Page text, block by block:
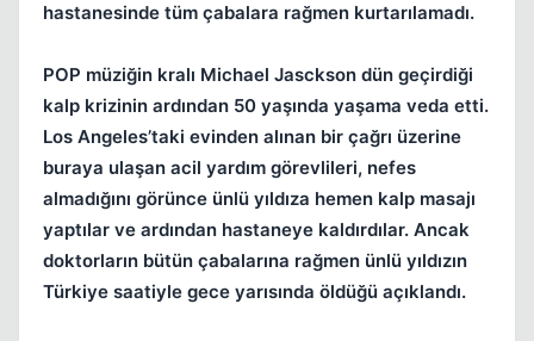
hastanesinde tüm çabalara rağmen kurtarılamadı.
POP müziğin kralı Michael Jasckson dün geçirdiği
kalp krizinin ardından 50 yaşında yaşama veda etti.
Los Angeles’taki evinden alınan bir çağrı üzerine
buraya ulaşan acil yardım görevlileri, nefes
almadığını görünce ünlü yıldıza hemen kalp masajı
yaptılar ve ardından hastaneye kaldırdılar. Ancak
doktorların bütün çabalarına rağmen ünlü yıldızın
Türkiye saatiyle gece yarısında öldüğü açıklandı.